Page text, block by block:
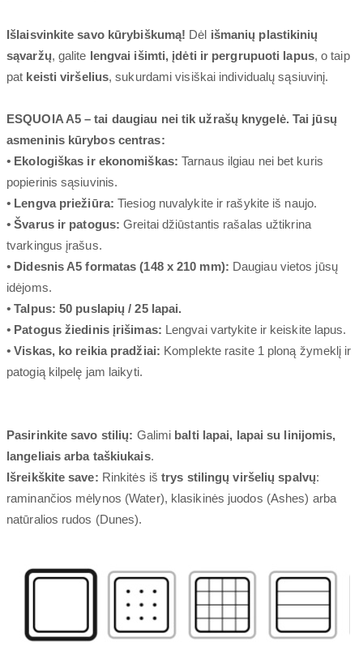
Išlaisvinkite savo kūrybiškumą! Dėl išmanių plastikinių
sąvaržų, galite lengvai išimti, įdėti ir pergrupuoti lapus, o taip
pat keisti viršelius, sukurdami visiškai individualų sąsiuvinį.
ESQUOIA A5 – tai daugiau nei tik užrašų knygelė. Tai jūsų
asmeninis kūrybos centras:
• Ekologiškas ir ekonomiškas: Tarnaus ilgiau nei bet kuris
popierinis sąsiuvinis.
• Lengva priežiūra: Tiesiog nuvalykite ir rašykite iš naujo.
•Švarus ir patogus: Greitai džiūstantis rašalas užtikrina
tvarkingus įrašus.
• Didesnis A5 formatas (148 x 210 mm): Daugiau vietos jūsų
idėjoms.
•Talpus: 50 puslapių / 25 lapai.
• Patogus žiedinis įrišimas: Lengvai vartykite ir keiskite lapus.
•Viskas, ko reikia pradžiai: Komplekte rasite 1 ploną žymeklį ir
patogią kilpelę jam laikyti.
Pasirinkite savo stilių: Galimi balti lapai, lapai su linijomis,
langeliais arba taškiukais.
Išreikškite save: Rinkitės ištrys stilingų viršelių spalvų:
raminančios mėlynos (Water), klasikinės juodos (Ashes) arba
natūralios rudos (Dunes).